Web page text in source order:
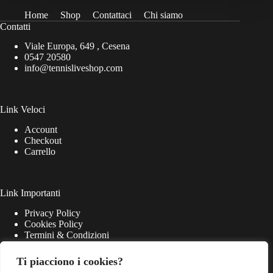
Ti piacciono i cookies?
prodotto
Home Shop Contattaci
Chi siamo
Contatti
Viale Europa, 649 , Cesena
0547 20580
info@tennisliveshop.com
Link Veloci
Account
Checkout
Carrello
Link Importanti
Privacy Policy
Cookies Policy
Termini & Condizioni